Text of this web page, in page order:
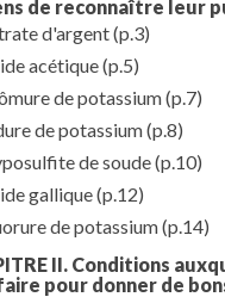
de reconnaître leur
d'argent(p.3)
acétique(p.5)
de potassium(p.7)
de potassium(p.8)
de soude(p.10)
gallique(p.12)
de potassium(p.14)
II. Conditions
pour donner de